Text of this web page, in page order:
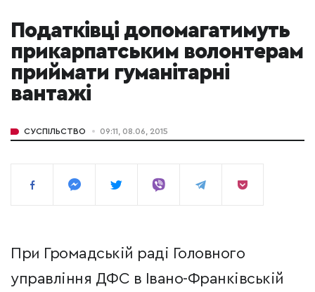
Податківці допомагатимуть
прикарпатським волонтерам
приймати гуманітарні
вантажі
СУСПІЛЬСТВО 09:11, 08.06, 2015
При Громадській раді Головного
управління ДФС в Івано-Франківській